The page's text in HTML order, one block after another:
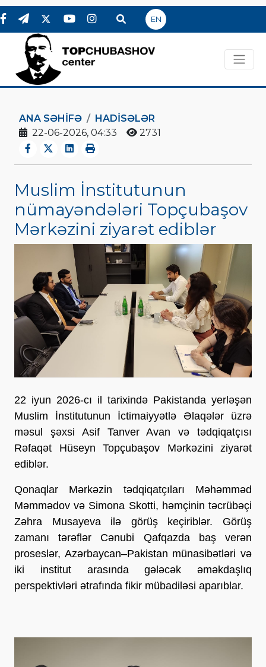
EN
ANA SƏHIFƏ
HADİSƏLƏR
22-06-2026, 04:33
2731
Muslim İnstitutunun
nümayəndələri Topçubaşov
Mərkəzini ziyarət ediblər
22 iyun 2026-cı il tarixində Pakistanda yerləşən
Muslim İnstitutunun İctimaiyyətlə Əlaqələr üzrə
məsul şəxsi Asif Tanver Avan və tədqiqatçısı
Rəfaqət Hüseyn Topçubaşov Mərkəzini ziyarət
ediblər.
Qonaqlar Mərkəzin tədqiqatçıları Məhəmməd
Məmmədov və Simona Skotti, həmçinin təcrübəçi
Zəhra Musayeva ilə görüş keçiriblər. Görüş
zamanı tərəflər Cənubi Qafqazda baş verən
proseslər, Azərbaycan–Pakistan münasibətləri və
iki institut arasında gələcək əməkdaşlıq
perspektivləri ətrafında fikir mübadiləsi aparıblar.